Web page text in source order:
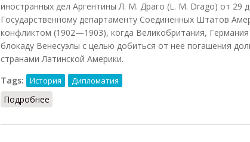
иностранных дел Аргентины Л. М. Драго (L. М. Drago) от 29
Государственному департаменту Соединенных Штатов
конфликтом (1902—1903), когда Великобритания,
блокаду Венесуэлы с целью добиться от нее погашения
странами Латинской Америки.
Tags:
История Дипломатия
Подробнее